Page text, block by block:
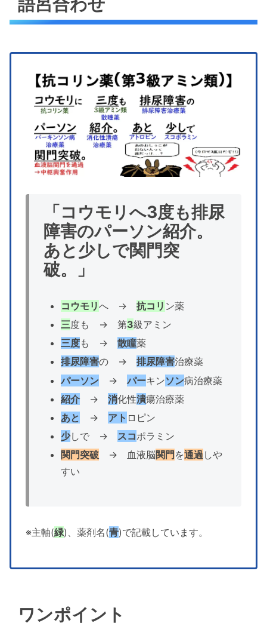
「コウモリへ3度も排尿
障害のパーソン紹介。
あと少しで関門突
破。」
コウモリへ →抗コリ ン薬
三度も → 第3級アミン
三度も →散瞳薬
排尿障害の →排尿障害治療薬
パーソン →パーキンソン病治療薬
紹介 →消化性潰瘍治療薬
あと
→ アト ロピン
少しで → スコポラミン
関門突破 → 血液脳関門 を通過しや
すい
※主軸(緑)、薬剤名(青)で記載しています。
ワンポイント